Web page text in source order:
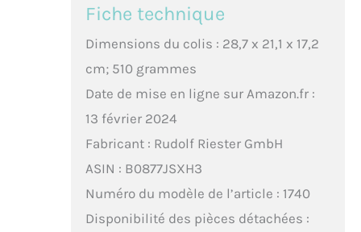
Fiche technique
Dimensions du colis : 28,7 x 21,1 x 17,2
cm; 510 grammes
Date de mise en ligne sur Amazon.fr :
13 février 2024
Fabricant : Rudolf Riester GmbH
ASIN : B0877JSXH3
Numéro du modèle de l’article : 1740
Disponibilité des pièces détachées :